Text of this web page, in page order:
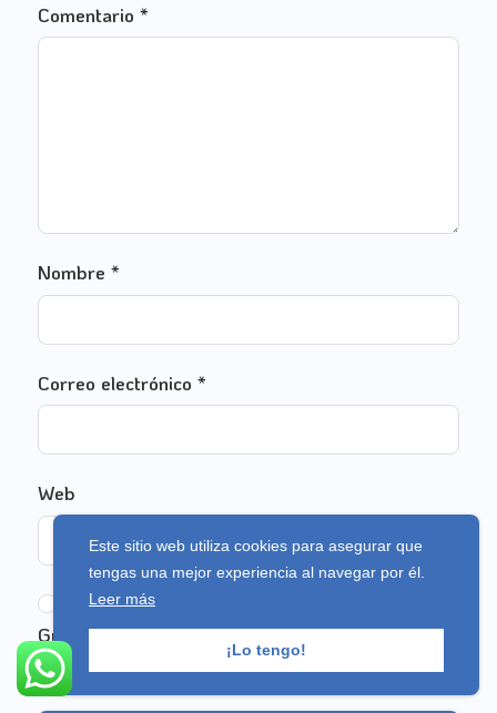
Comentario *
Nombre *
Correo electrónico *
Web
Guarda mi nombre, correo electrónico y web en
este navegador para la próxima vez que comente.
Este sitio web utiliza cookies para asegurar que
tengas una mejor experiencia al navegar por él.
Leer más
¡Lo tengo!